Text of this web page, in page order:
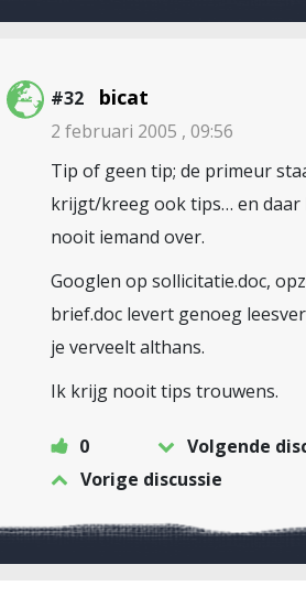
#32 bicat
2 februari 2005 , 09:56
Tip of geen tip; de primeur
krijgt/kreeg ook tips… en daar
nooit iemand over.
Googlen op sollicitatie.doc,
brief.doc levert genoeg
je verveelt althans.
Ik krijg nooit tips trouwens.
0
Volgende
Vorige discussie